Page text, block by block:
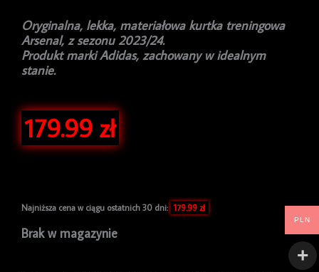
Oryginalna, lekka, materiałowa kurtka treningowa
Arsenal, z sezonu 2023/24.
Produkt marki Adidas, zachowany w idealnym
stanie.
179.99 zł
Najniższa cena w ciągu ostatnich 30 dni: 179.99 zł
Brak w magazynie
PLN